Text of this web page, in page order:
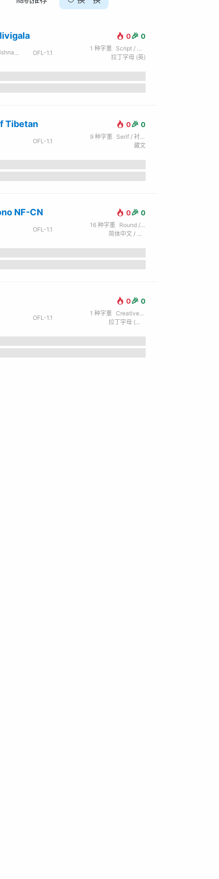
lazy dog.
0🎉 0
/ Juan Luis Blanco OFL-1.1
1 种字重
Script / 手写
拉丁字母 (英)
Tibetan 0🎉 0
OFL-1.1
9 种字重
Serif / 衬线
藏文
NF-CN 0🎉 0
OFL-1.1
16 种字重
Round / 圆体
简体中文 / 拉丁字母 (英) / 西里尔字母 (俄) / 日文 / 繁体中文 / 希腊文
0🎉 0
OFL-1.1
1 种字重
Creative / 创意
拉丁字母 (英) / 西里尔字母 (俄) / 希伯来文